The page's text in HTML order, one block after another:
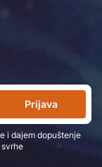
Prijava
i dajem dopuštenje